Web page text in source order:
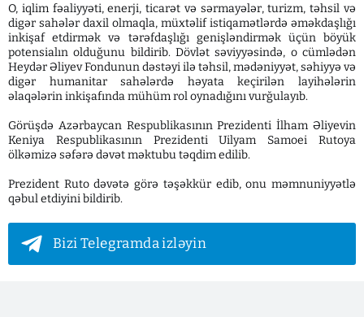
O, iqlim fəaliyyəti, enerji, ticarət və sərmayələr, turizm, təhsil və
digər sahələr daxil olmaqla, müxtəlif istiqamətlərdə əməkdaşlığı
inkişaf etdirmək və tərəfdaşlığı genişləndirmək üçün böyük
potensialın olduğunu bildirib. Dövlət səviyyəsində, o cümlədən
Heydər Əliyev Fondunun dəstəyi ilə təhsil, mədəniyyət, səhiyyə və
digər humanitar sahələrdə həyata keçirilən layihələrin
əlaqələrin inkişafında mühüm rol oynadığını vurğulayıb.
Görüşdə Azərbaycan Respublikasının Prezidenti İlham Əliyevin
Keniya Respublikasının Prezidenti Uilyam Samoei Rutoya
ölkəmizə səfərə dəvət məktubu təqdim edilib.
Prezident Ruto dəvətə görə təşəkkür edib, onu məmnuniyyətlə
qəbul etdiyini bildirib.
Bizi Telegramda izləyin